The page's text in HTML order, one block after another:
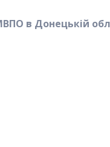
в Донецькій